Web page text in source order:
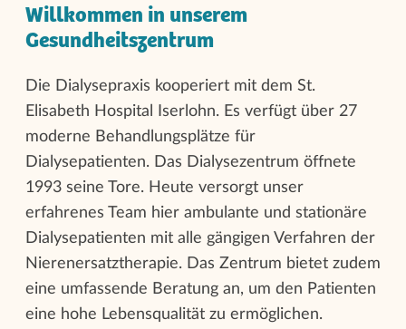
Willkommen in unserem
Gesundheitszentrum
Die Dialysepraxis kooperiert mit dem St.
Elisabeth Hospital Iserlohn. Es verfügt über 27
moderne Behandlungsplätze für
Dialysepatienten. Das Dialysezentrum öffnete
1993 seine Tore. Heute versorgt unser
erfahrenes Team hier ambulante und stationäre
Dialysepatienten mit alle gängigen Verfahren der
Nierenersatztherapie. Das Zentrum bietet zudem
eine umfassende Beratung an, um den Patienten
eine hohe Lebensqualität zu ermöglichen.